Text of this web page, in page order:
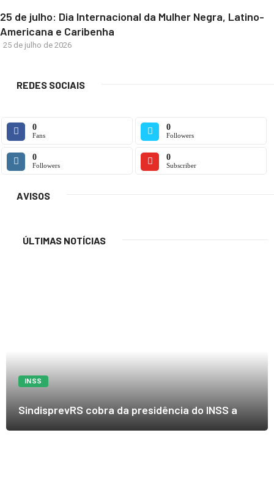
25 de julho: Dia Internacional da Mulher Negra, Latino-
Americana e Caribenha
25 de julho de 2026
REDES SOCIAIS
0
Fans
0
Followers
0
Followers
0
Subscriber
AVISOS
ÚLTIMAS NOTÍCIAS
INSS
SindisprevRS cobra da presidência do INSS a